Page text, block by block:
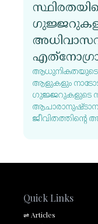
ആധുനികതയുടെ
ആളുകളും നാടോടി
ഗുജ്ജറുകളുടെ
Quick Links
⇌ Articles